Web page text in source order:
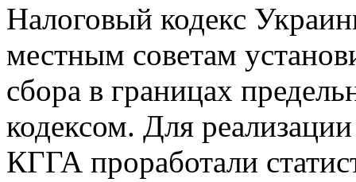
Налоговый кодекс
местным советам
сбора в границах
кодексом. Для
КГГА проработали